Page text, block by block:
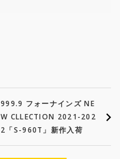
999.9 フォーナインズ NE
W CLLECTION 2021-202
2「S-960T」新作入荷